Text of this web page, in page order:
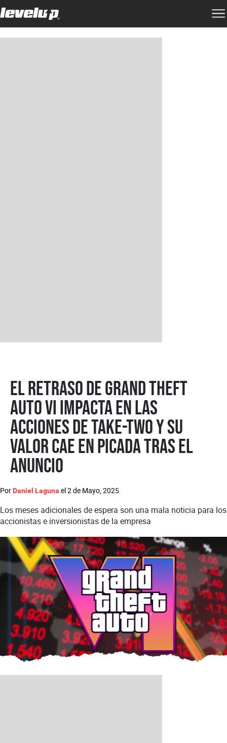
El retraso de Grand Theft
Auto VI impacta en las
acciones de Take-Two y su
valor cae en picada tras el
anuncio
Por Daniel Laguna el2 de Mayo, 2025
Los meses adicionales de espera son una mala noticia para los
accionistas e inversionistas de la empresa